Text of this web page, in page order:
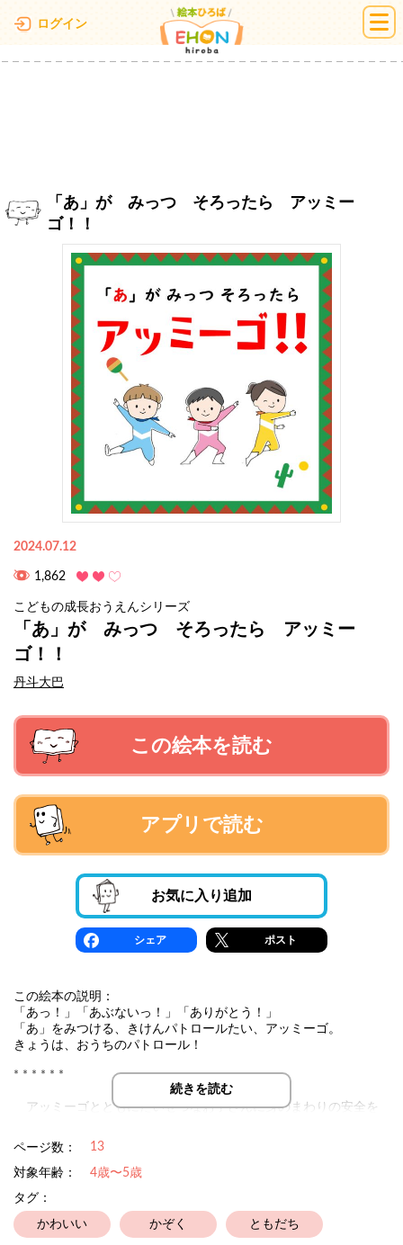
ログイン 絵本ひろば
「あ」が みっつ そろったら アッミー
ゴ！！
2024.07.12
1,862
こどもの成長おうえんシリーズ
「あ」が みっつ そろったら アッミー
ゴ！！
丹斗大巴
この絵本を読む
アプリで読む
お気に入り追加
シェア ポスト
この絵本の説明：
「あっ！」「あぶないっ！」「ありがとう！」
「あ」をみつける、きけんパトロールたい、アッミーゴ。
きょうは、おうちのパトロール！
* * * * * *
アッミーゴとともにたいせつなお子さんに身のまわりの安全を
い）や、危険予測力（きけんよそくりょく）を身につけることを
目的とした「しつけの絵本」です。
最後のページのQRコードから「アッミーゴ！!のうた」が聞けま
* * * * * *
画面構成、文は丹斗大巴。イラスト素材はイラストAC様。
続きを読む
ページ数： 13
対象年齢：
4歳〜5歳
タグ：
かわいい かぞく ともだち